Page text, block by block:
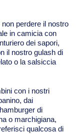
perdere il nostro
in camicia con
dei sapori,
il nostro gulash di
o la salsiccia
con i nostri
dai
di
o marchigiana,
qualcosa di